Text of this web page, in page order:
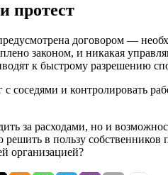
протест
договором —
законом, и никакая
к быстрому разрешению
и контролировать
за расходами, но и
в пользу собственников
организацией?